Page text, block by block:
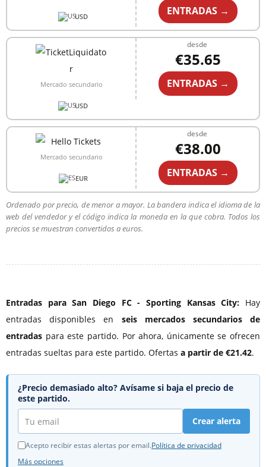
USD ENTRADAS →
Mercado secundario
USD
desde
€35.65
ENTRADAS →
Mercado secundario
EUR
desde
€38.00
ENTRADAS →
Ordenado por precio, de menor a mayor. La bandera indica el idioma de la
web del vendedor y el código indica la moneda en la que cobra. Todos los
precios se muestran convertidos a euros.
Entradas para San Diego FC - Sporting Kansas City: Hay
entradas disponibles en seis mercados secundarios de
entradas para este partido. Por ahora, únicamente se ofrecen
entradas sueltas para este partido. Ofertas a partir de €21.42.
¿Precio demasiado alto? Avísame si baja el precio de
este partido.
Crear alerta
Acepto recibir estas alertas por email.Política de privacidad
Más opciones